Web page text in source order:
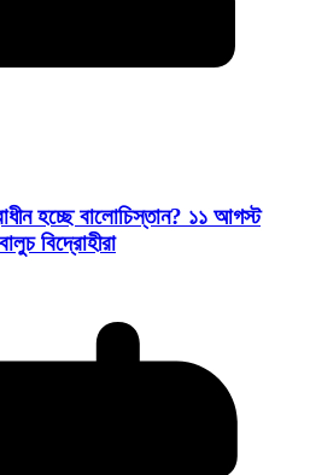
হচ্ছে বালোচিস্তান? ১১ আগস্ট
বিদ্রোহীরা